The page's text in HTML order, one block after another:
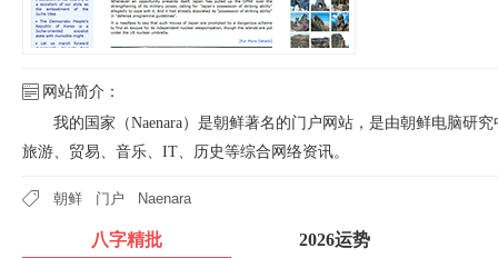
网站简介：
我的国家（Naenara）是朝鲜著名的门户网站，是由朝鲜电脑研
旅游、贸易、音乐、IT、历史等综合网络资讯。
朝鲜 门户 Naenara
八字精批 2026运势